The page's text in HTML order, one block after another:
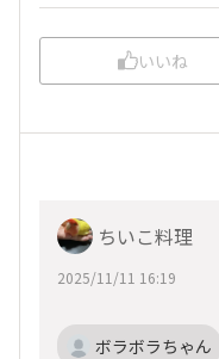
いいね
ちいこ料理
2025/11/11 16:19
ボラボラちゃん